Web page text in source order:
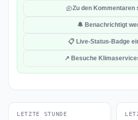
Zu den Kommentaren
🔔 Benachrichtigt
📋 Live-Status-Badge
↗ Besuche
LETZTE STUNDE